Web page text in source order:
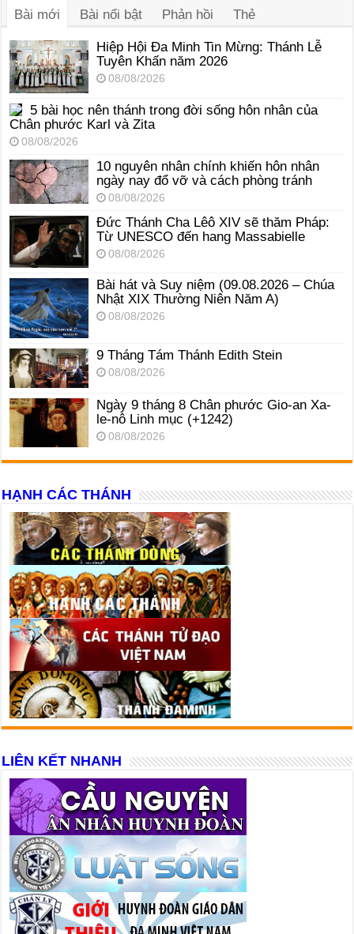
Bài mới Bài nổi bật Phản hồi Thẻ
Hiệp Hội Đa Minh Tin Mừng: Thánh Lễ
Tuyên Khấn năm 2026
08/08/2026
5 bài học nên thánh trong đời sống hôn nhân của
Chân phước Karl và Zita
08/08/2026
10 nguyên nhân chính khiến hôn nhân
ngày nay đổ vỡ và cách phòng tránh
08/08/2026
Đức Thánh Cha Lêô XIV sẽ thăm Pháp:
Từ UNESCO đến hang Massabielle
08/08/2026
Bài hát và Suy niệm (09.08.2026 – Chúa
Nhật XIX Thường Niên Năm A)
08/08/2026
9 Tháng Tám Thánh Edith Stein
08/08/2026
Ngày 9 tháng 8 Chân phước Gio-an Xa-
le-nô Linh mục (+1242)
08/08/2026
HẠNH CÁC THÁNH
LIÊN KẾT NHANH